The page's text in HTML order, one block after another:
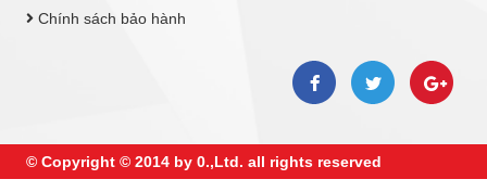
Chính sách bảo hành
© Copyright © 2014 by 0.,Ltd. all rights reserved